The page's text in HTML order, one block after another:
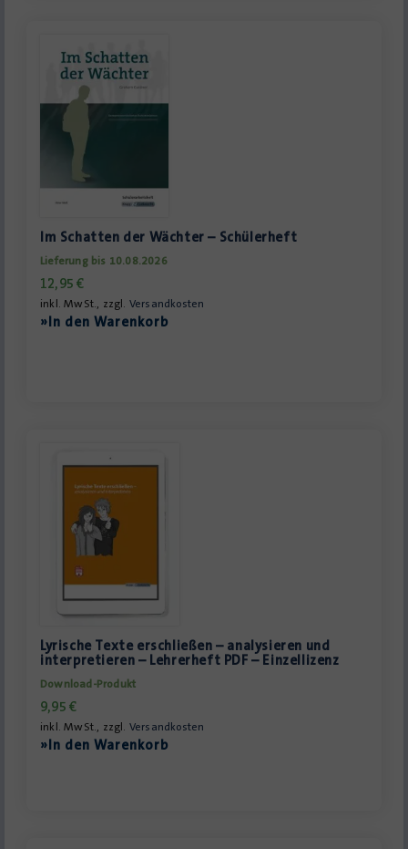
Im Schatten der Wächter – Schülerheft
Lieferung bis 10.08.2026
12,95€
inkl. MwSt., zzgl. Versandkosten
»In den Warenkorb
Lyrische Texte erschließen – analysieren und
interpretieren – Lehrerheft PDF – Einzellizenz
Download-Produkt
9,95 €
inkl. MwSt., zzgl. Versandkosten
»In den Warenkorb